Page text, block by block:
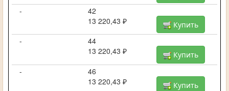
-
42
13 220,43 ₽
Купить
-
44
13 220,43 ₽
Купить
-
46
13 220,43 ₽
Купить